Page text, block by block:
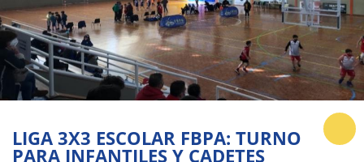
LIGA 3X3 ESCOLAR FBPA: TURNO
PARA INFANTILES Y CADETES